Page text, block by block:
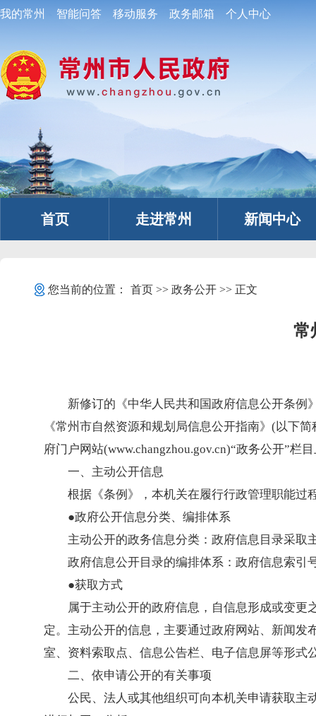
我的常州 智能问答 移动服务 政务邮箱 个人中心
首页 走进常州 新闻中心
您当前的位置： 首页>> 政务公开>> 正文
常
新修订的《中华人民共和国政府信息公开条例
《常州市自然资源和规划局信息公开指南》(以下
府门户网站(www.changzhou.gov.cn)“政务公开”栏
一、主动公开信息
根据《条例》，本机关在履行行政管理职能过
●政府公开信息分类、编排体系
主动公开的政务信息分类：政府信息目录采取
政府信息公开目录的编排体系：政府信息索引
●获取方式
属于主动公开的政府信息，自信息形成或变
定。主动公开的信息，主要通过政府网站、新闻
室、资料索取点、信息公告栏、电子信息屏等形式
二、依申请公开的有关事项
公民、法人或其他组织可向本机关申请获取主